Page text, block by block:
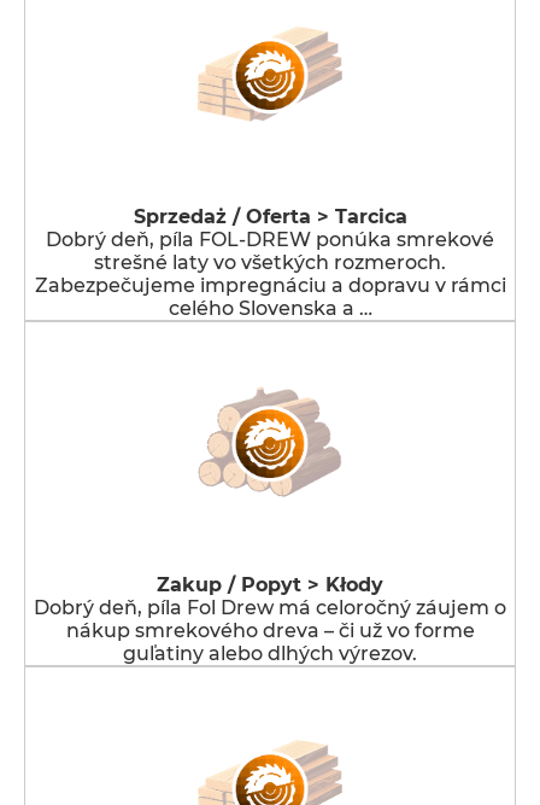
Sprzedaż / Oferta > Tarcica
Dobrý deň, píla FOL-DREW ponúka smrekové
strešné laty vo všetkých rozmeroch.
Zabezpečujeme impregnáciu a dopravu v rámci
celého Slovenska a …
Zakup / Popyt > Kłody
Dobrý deň, píla Fol Drew má celoročný záujem o
nákup smrekového dreva – či už vo forme
guľatiny alebo dlhých výrezov.